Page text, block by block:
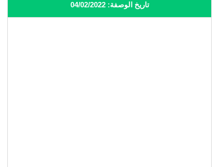
تاريخ الوصفة: 04/02/2022